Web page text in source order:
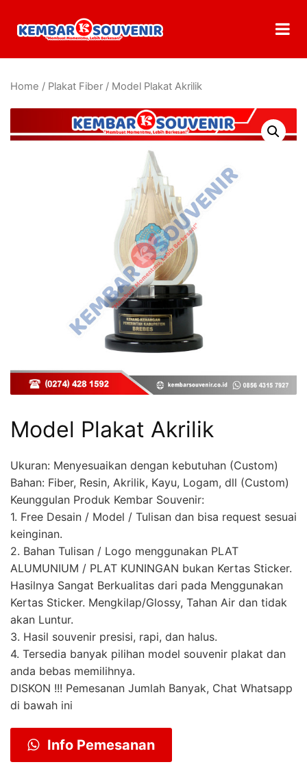
Home / Plakat Fiber / Model Plakat Akrilik
Model Plakat Akrilik
Ukuran: Menyesuaikan dengan kebutuhan (Custom)
Bahan: Fiber, Resin, Akrilik, Kayu, Logam, dll (Custom)
Keunggulan Produk Kembar Souvenir:
1. Free Desain / Model / Tulisan dan bisa request sesuai
keinginan.
2. Bahan Tulisan / Logo menggunakan PLAT
ALUMUNIUM / PLAT KUNINGAN bukan Kertas Sticker.
Hasilnya Sangat Berkualitas dari pada Menggunakan
Kertas Sticker. Mengkilap/Glossy, Tahan Air dan tidak
akan Luntur.
3. Hasil souvenir presisi, rapi, dan halus.
4. Tersedia banyak pilihan model souvenir plakat dan
anda bebas memilihnya.
DISKON !!! Pemesanan Jumlah Banyak, Chat Whatsapp
di bawah ini
Info Pemesanan